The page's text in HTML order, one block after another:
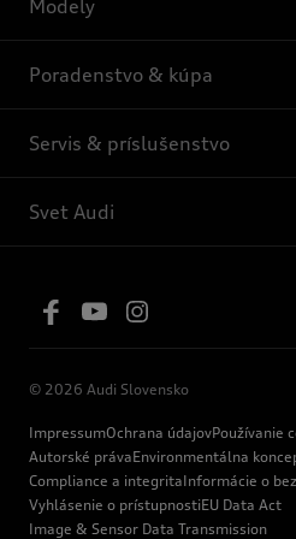
Modely
Poradenstvo & kúpa
Servis & príslušenstvo
Svet Audi
© 2026 Audi Slovensko
ImpressumOchrana údajovPoužívanie
Autorské právaEnvironmentálna
Compliance a integritaInformácie o
Vyhlásenie o prístupnostiEU Data Act
Image & Sensor Data Transmission